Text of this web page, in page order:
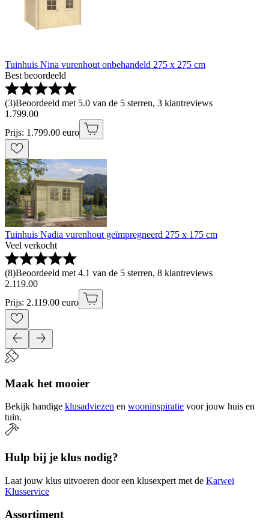
Tuinhuis Nina vurenhout onbehandeld 275 x 275 cm
Best beoordeeld
(3)Beoordeeld met 5.0 van de 5 sterren, 3 klantreviews
1 .799.00
Prijs: 1.799.00 euro
Tuinhuis Nadia vurenhout geïmpregneerd 275 x 175 cm
Veel verkocht
(8)Beoordeeld met 4.1 van de 5 sterren, 8 klantreviews
2.119.00
Prijs: 2.119.00 euro
Maak het mooier
Bekijk handige klusadviezen en wooninspiratie voor jouw huis en
tuin.
Hulp bij je klus nodig?
Laat jouw klus uitvoeren door een klusexpert met de Karwei
Klusservice
Assortiment